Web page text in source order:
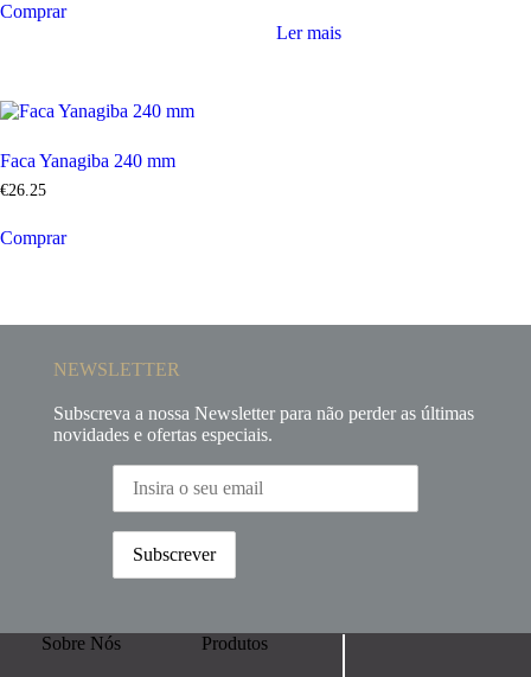
Comprar
Ler mais
Faca Yanagiba 240 mm
€26 25
Comprar
NEWSLETTER
Subscreva a nossa Newsletter para não perder as últimas
novidades e ofertas especiais.
Sobre Nós Produtos